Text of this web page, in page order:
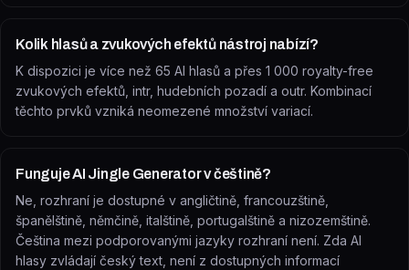
Kolik hlasů a zvukových efektů nástroj nabízí?
K dispozici je více než 65 AI hlasů a přes 1 000 royalty-free
zvukových efektů, intr, hudebních pozadí a outr. Kombinací
těchto prvků vzniká neomezené množství variací.
Funguje AI Jingle Generator v češtině?
Ne, rozhraní je dostupné v angličtině, francouzštině,
španělštině, němčině, italštině, portugalštině a nizozemštině.
Čeština mezi podporovanými jazyky rozhraní není. Zda AI
hlasy zvládají český text, není z dostupných informací